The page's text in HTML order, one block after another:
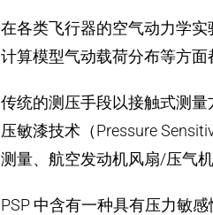
在各类飞行器的空气动力学
计算模型气动载荷分布等方面
传统的测压手段以接触式测
压敏漆技术（Pressure
测量、航空发动机风扇/压气
PSP 中含有一种具有压力敏